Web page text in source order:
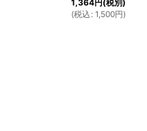
1,364円(税別)
(税込 : 1,500円)